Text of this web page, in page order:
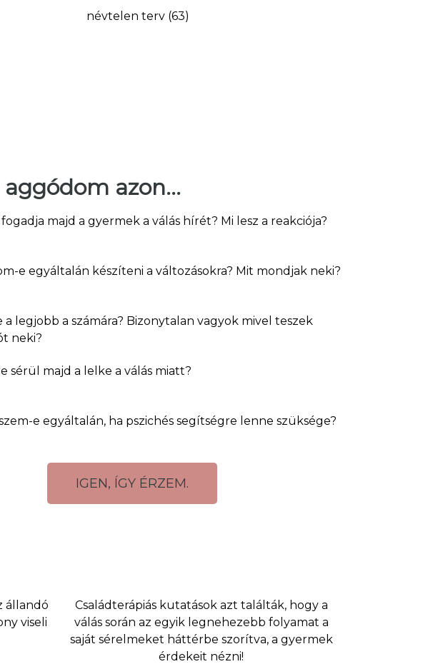
aggódom azon...
majd a gyermek a válás hírét? Mi lesz a reakciója?
e egyáltalán készíteni a változásokra? Mit mondjak neki?
a legjobb a számára? Bizonytalan vagyok mivel teszek
neki?
sérül majd a lelke a válás miatt?
e egyáltalán, ha pszichés segítségre lenne szüksége?
IGEN, ÍGY ÉRZEM.
állandó
viseli
Családterápiás kutatások azt találták, hogy a
válás során az egyik legnehezebb folyamat a
saját sérelmeket háttérbe szorítva, a gyermek
érdekeit nézni!